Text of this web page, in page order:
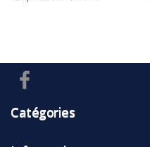
Catégories